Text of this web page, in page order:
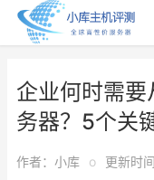
企业何时需
务器？5个关
作者：小库 o 更新时